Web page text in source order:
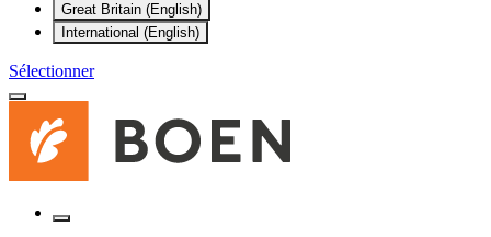
Great Britain (English)
International (English)
Sélectionner